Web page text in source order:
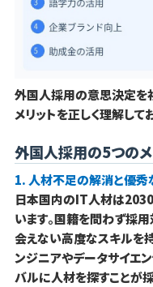
外国人採用の意思決定を
メリットを正しく理解して
外国人採用の5つのメ
1. 人材不足の解消と優
日本国内のIT人材は
います。国籍を問わず採
会えない高度なスキルを
ンジニアやデータサイエ
バルに人材を探すことが